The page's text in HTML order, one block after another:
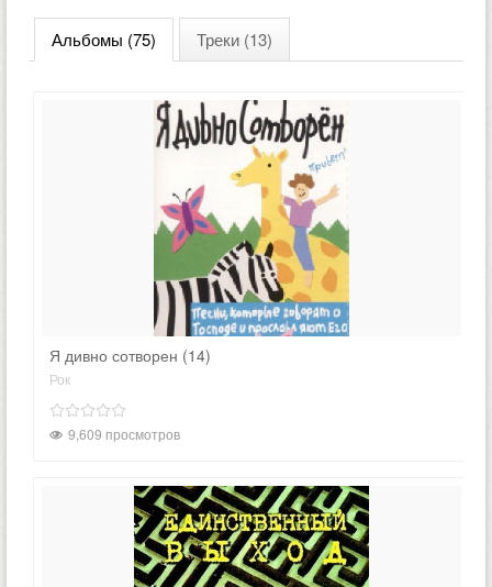
МУЗЫКА
Альбомы (75) Треки (13)
Я дивно сотворен (14)
Рок
9,609 просмотров